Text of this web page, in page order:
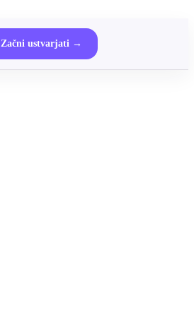
Začni ustvarjati →